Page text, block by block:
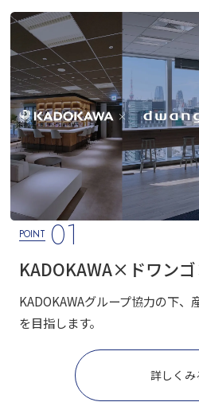
POINT 01
KADOKAWA×ドワンゴ
KADOKAWAグループ協力の下
を目指します。
詳しくみ